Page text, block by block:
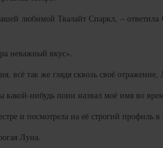
любимой Твалайт Спаркл, – ответила
неважный вкус».
всё так же глядя сквозь своё
какой-нибудь пони назвал моё имя во
и посмотрела на её строгий профиль
Луна.